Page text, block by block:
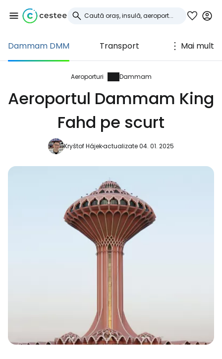
Dammam DMM Transport Mai mult
Aeroporturi Dammam
Aeroportul Dammam King
Fahd pe scurt
Kryštof Hájekactualizate 04. 01. 2025
Conectați-vă la
Cestee
... comunitatea mondială a călătorilor
Continuați cu Google
Continuați cu e-mailul